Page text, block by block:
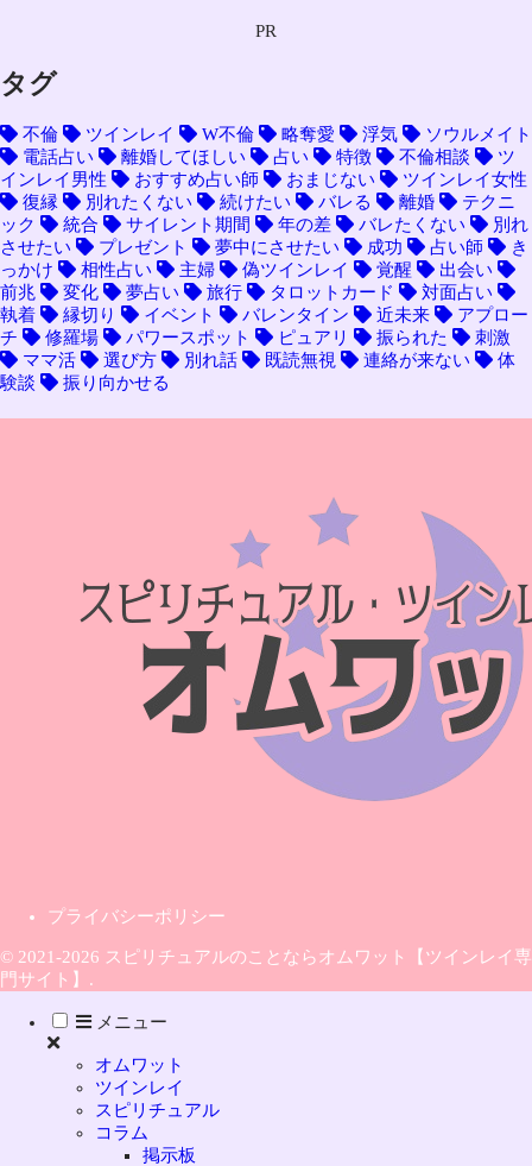
PR
タグ
不倫 ツインレイ W不倫 略奪愛 浮気
ソウルメイト
電話占い
離婚してほしい 占い 特徴 不倫相談
ツ
インレイ男性
おすすめ占い師 おまじない
ツインレイ女性
復縁
別れたくない 続けたい バレる 離婚
テクニ
ック
統合 サイレント期間 年の差 バレたくない
別れ
させたい
プレゼント 夢中にさせたい 成功 占い師
き
っかけ
相性占い 主婦 偽ツインレイ 覚醒
出会い
前兆
変化 夢占い 旅行 タロットカード
対面占い
執着
縁切り イベント バレンタイン 近未来
アプロー
チ
修羅場 パワースポット ピュアリ 振られた
刺激
ママ活
選び方 別れ話 既読無視 連絡が来ない
体
験談
振り向かせる
プライバシーポリシー
© 2021-2026 スピリチュアルのことならオムワット【ツインレイ専
門サイト】.
メニュー
オムワット
ツインレイ
スピリチュアル
コラム
掲示板